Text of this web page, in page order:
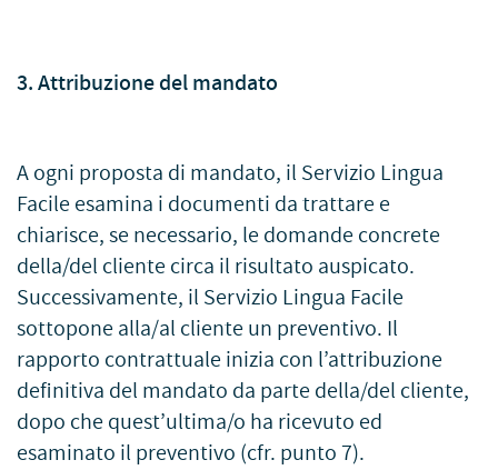
3. Attribuzione del mandato
A ogni proposta di mandato, il Servizio Lingua
Facile esamina i documenti da trattare e
chiarisce, se necessario, le domande concrete
della/del cliente circa il risultato auspicato.
Successivamente, il Servizio Lingua Facile
sottopone alla/al cliente un preventivo. Il
rapporto contrattuale inizia con l’attribuzione
definitiva del mandato da parte della/del cliente,
dopo che quest’ultima/o ha ricevuto ed
esaminato il preventivo (cfr. punto 7).